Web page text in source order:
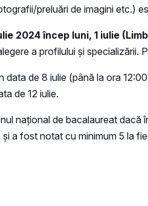
preluări de imagini etc.)
2024 încep luni, 1 iulie
a profilului şi
de 8 iulie (până la ora
de 12 iulie.
național de bacalaureat
a fost notat cu minimum 5 la